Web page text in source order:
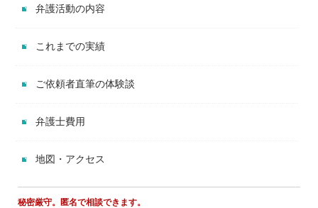
弁護活動の内容
これまでの実績
ご依頼者直筆の体験談
弁護士費用
地図・アクセス
秘密厳守。匿名で相談できます。